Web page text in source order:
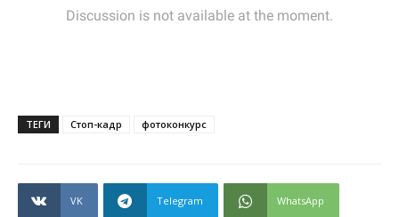
ТЕГИ Стоп-кадр фотоконкурс
VK Telegram WhatsApp